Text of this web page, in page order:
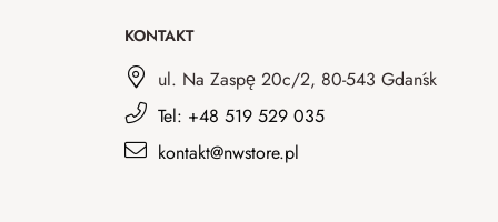
KONTAKT
ul. Na Zaspę 20c/2, 80-543 Gdańsk
Tel: +48 519 529 035
kontakt@nwstore.pl